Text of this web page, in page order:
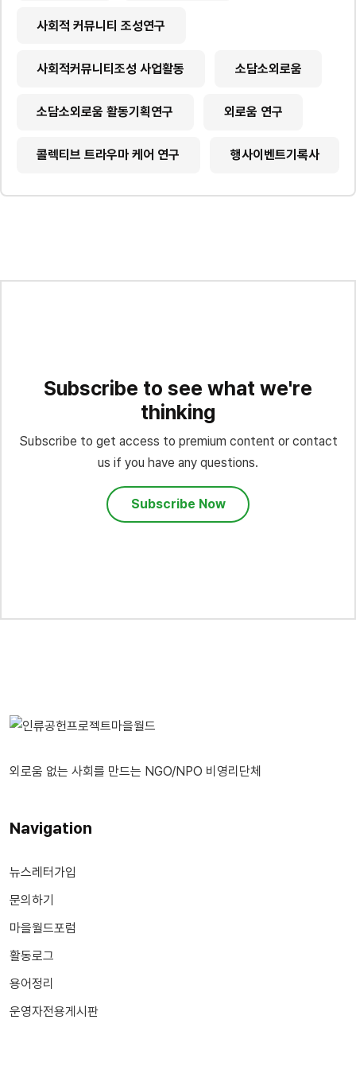
사회적 커뮤니티 조성연구
사회적커뮤니티조성 사업활동 소담소외로움
소담소외로움 활동기획연구 외로움 연구
콜렉티브 트라우마 케어 연구 행사이벤트기록사
Subscribe to see what we're
thinking
Subscribe to get access to premium content or contact
us if you have any questions.
Subscribe Now
외로움 없는 사회를 만드는 NGO/NPO 비영리단체
Navigation
뉴스레터가입
문의하기
마을월드포럼
활동로그
용어정리
운영자전용게시판